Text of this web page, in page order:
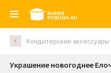
Кондитерские аксессуары
Украшение новогоднее